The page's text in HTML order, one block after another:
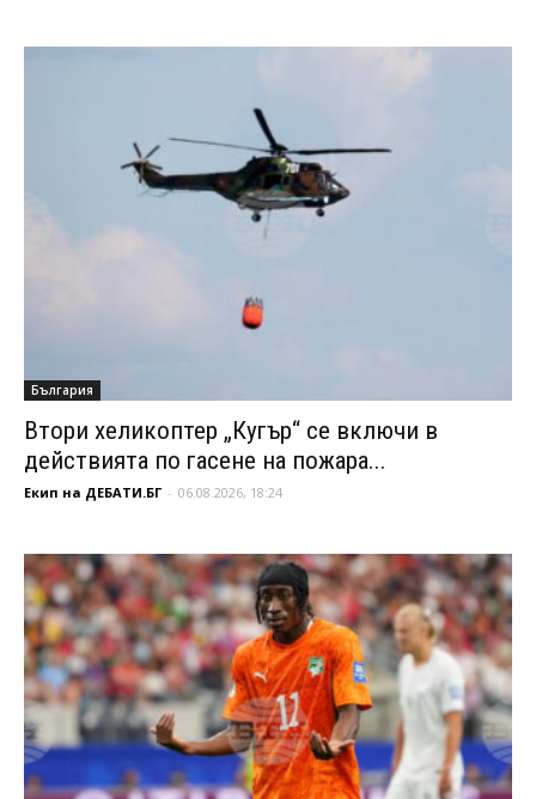
България
Втори хеликоптер „Кугър“ се включи в
действията по гасене на пожара...
Екип на ДЕБАТИ.БГ - 06.08.2026, 18:24